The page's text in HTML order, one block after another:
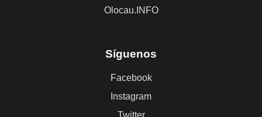
Olocau.INFO
Síguenos
Facebook
Instagram
Twitter